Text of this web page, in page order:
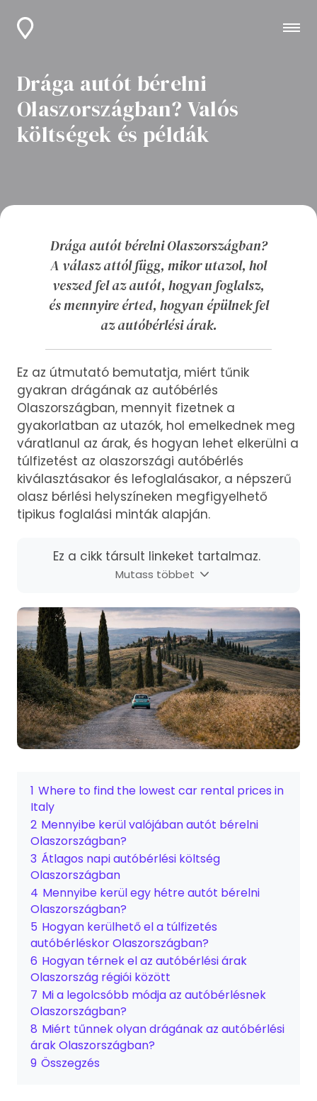
Drága autót bérelni
Olaszországban? Valós
költségek és példák
Drága autót bérelni Olaszországban?
A válasz attól függ, mikor utazol, hol
veszed fel az autót, hogyan foglalsz,
és mennyire érted, hogyan épülnek fel
az autóbérlési árak.
Ez az útmutató bemutatja, miért tűnik
gyakran drágának az autóbérlés
Olaszországban, mennyit fizetnek a
gyakorlatban az utazók, hol emelkednek meg
váratlanul az árak, és hogyan lehet elkerülni a
túlfizetést az olaszországi autóbérlés
kiválasztásakor és lefoglalásakor, a népszerű
olasz bérlési helyszíneken megfigyelhető
tipikus foglalási minták alapján.
Ez a cikk társult linkeket tartalmaz.
Mutass többet
1 Where to find the lowest car rental prices in
Italy
2 Mennyibe kerül valójában autót bérelni
Olaszországban?
3 Átlagos napi autóbérlési költség
Olaszországban
4 Mennyibe kerül egy hétre autót bérelni
Olaszországban?
5 Hogyan kerülhető el a túlfizetés
autóbérléskor Olaszországban?
6 Hogyan térnek el az autóbérlési árak
Olaszország régiói között
7 Mi a legolcsóbb módja az autóbérlésnek
Olaszországban?
8 Miért tűnnek olyan drágának az autóbérlési
árak Olaszországban?
9 Összegzés